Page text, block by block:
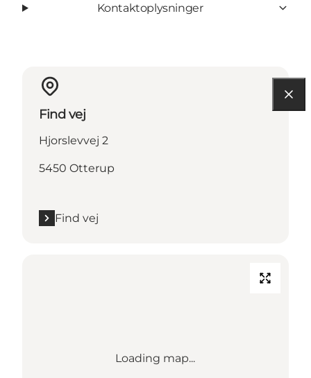
Kontaktoplysninger
Find vej
Hjorslevvej 2
5450 Otterup
Find vej
Loading map...